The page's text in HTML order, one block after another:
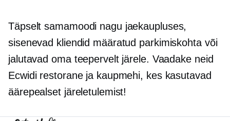
Täpselt samamoodi nagu jaekaupluses,
sisenevad kliendid määratud parkimiskohta või
jalutavad oma teepervelt järele. Vaadake neid
Ecwidi restorane ja kaupmehi, kes kasutavad
äärepealset järeletulemist!